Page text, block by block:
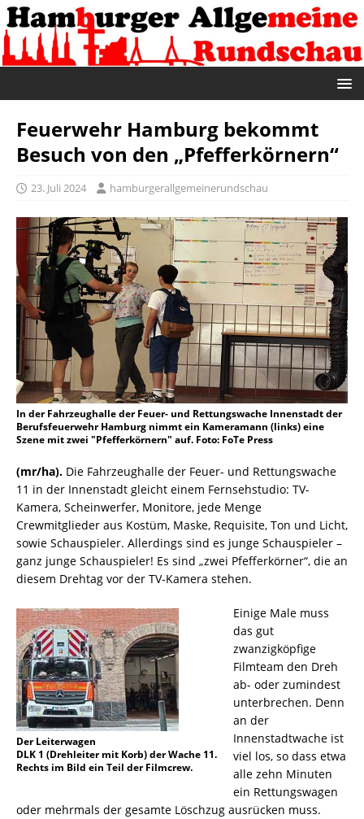
Feuerwehr Hamburg bekommt
Besuch von den „Pfefferkörnern“
23. Juli 2024 hamburgerallgemeinerundschau
In der Fahrzeughalle der Feuer- und Rettungswache Innenstadt der
Berufsfeuerwehr Hamburg nimmt ein Kameramann (links) eine
Szene mit zwei "Pfefferkörnern" auf. Foto: FoTe Press
(mr/ha). Die Fahrzeughalle der Feuer- und Rettungswache
11 in der Innenstadt gleicht einem Fernsehstudio: TV-
Kamera, Scheinwerfer, Monitore, jede Menge
Crewmitglieder aus Kostüm, Maske, Requisite, Ton und Licht,
sowie Schauspieler. Allerdings sind es junge Schauspieler –
ganz junge Schauspieler! Es sind „zwei Pfefferkörner“, die an
diesem Drehtag vor der TV-Kamera stehen.
Der Leiterwagen
DLK 1 (Drehleiter mit Korb) der Wache 11.
Rechts im Bild ein Teil der Filmcrew.
Einige Male muss
das gut
zwanzigköpfige
Filmteam den Dreh
ab- oder zumindest
unterbrechen. Denn
an der
Innenstadtwache ist
viel los, so dass etwa
alle zehn Minuten
ein Rettungswagen
oder mehrmals der gesamte Löschzug ausrücken muss.